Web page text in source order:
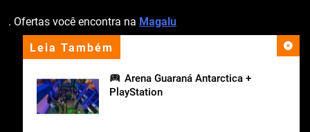
Leia Também
Arena Guaraná Antarctica +
PlayStation
. Ofertas você encontra na Magalu
apoio institucional